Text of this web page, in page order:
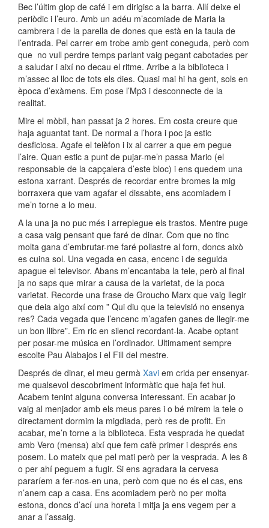
Bec l’últim glop de café i em dirigisc a la barra. Allí deixe el
periòdic i l’euro. Amb un adéu m’acomiade de Maria la
cambrera i de la parella de dones que està en la taula de
l’entrada. Pel carrer em trobe amb gent coneguda, però com
que no vull perdre temps parlant vaig pegant cabotades per
a saludar i així no decau el ritme. Arribe a la biblioteca i
m’assec al lloc de tots els dies. Quasi mai hi ha gent, sols en
època d’exàmens. Em pose l’Mp3 i desconnecte de la
realitat.
Mire el mòbil, han passat ja 2 hores. Em costa creure que
haja aguantat tant. De normal a l’hora i poc ja estic
desficiosa. Agafe el telèfon i ix al carrer a que em pegue
l’aire. Quan estic a punt de pujar-me’n passa Mario (el
responsable de la capçalera d’este bloc) i ens quedem una
estona xarrant. Després de recordar entre bromes la mig
borraxera que vam agafar el dissabte, ens acomiadem i
me’n torne a lo meu.
A la una ja no puc més i arreplegue els trastos. Mentre puge
a casa vaig pensant que faré de dinar. Com que no tinc
molta gana d’embrutar-me faré pollastre al forn, doncs això
es cuina sol. Una vegada en casa, encenc i de seguida
apague el televisor. Abans m’encantaba la tele, però al final
ja no saps que mirar a causa de la varietat, de la poca
varietat. Recorde una frase de Groucho Marx que vaig llegir
que deia algo així com ” Qui diu que la televisió no ensenya
res? Cada vegada que l’encenc m’agafen ganes de llegir-me
un bon llibre”. Em ric en silenci recordant-la. Acabe optant
per posar-me música en l’ordinador. Ultimament sempre
escolte Pau Alabajos i el Fill del mestre.
Després de dinar, el meu germà Xavi em crida per ensenyar-
me qualsevol descobriment informàtic que haja fet hui.
Acabem tenint alguna conversa interessant. En acabar jo
vaig al menjador amb els meus pares i o bé mirem la tele o
directament dormim la migdiada, però res de profit. En
acabar, me’n torne a la biblioteca. Esta vesprada he quedat
amb Vero (mensa) així que fem cafè primer i després ens
posem. Lo mateix que pel mati però per la vesprada. A les 8
o per ahí peguem a fugir. Si ens agradara la cervesa
pararíem a fer-nos-en una, però com que no és el cas, ens
n’anem cap a casa. Ens acomiadem però no per molta
estona, doncs d’ací una horeta i mitja ja ens vegem per a
anar a l’assaig.